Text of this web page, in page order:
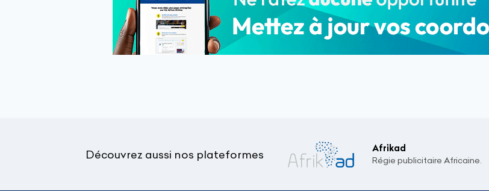
Découvrez aussi nos plateformes
Afrikad
Régie publicitaire Africaine.